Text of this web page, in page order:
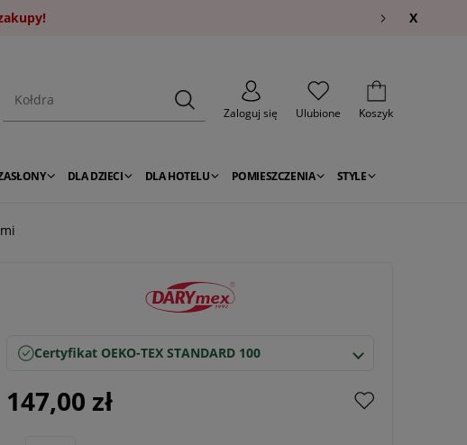
X
Zaloguj się
Ulubione Koszyk
DLA DZIECI DLA HOTELU POMIESZCZENIA STYLE
Certyfikat OEKO-TEX STANDARD 100
147,00 zł